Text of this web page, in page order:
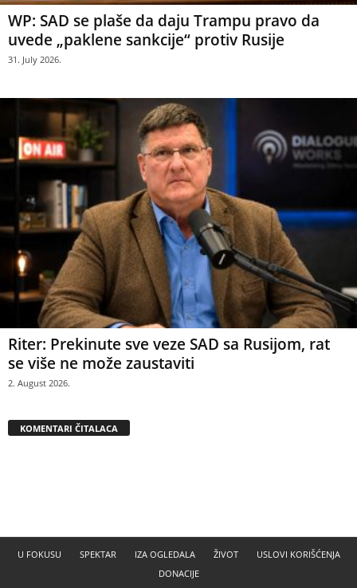
WP: SAD se plaše da daju Trampu pravo da
uvede „paklene sankcije“ protiv Rusije
31. July 2026.
Riter: Prekinute sve veze SAD sa Rusijom, rat
se više ne može zaustaviti
2. August 2026.
KOMENTARI ČITALACA
U FOKUSU SPEKTAR IZA OGLEDALA ŽIVOT
USLOVI KORIŠĆENJA
DONACIJE